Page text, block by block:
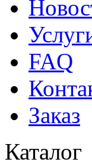
FAQ
Заказ
Каталог